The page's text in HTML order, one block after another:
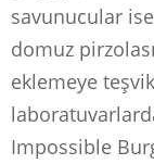
savunucular
domuz
eklemeye
Impossible